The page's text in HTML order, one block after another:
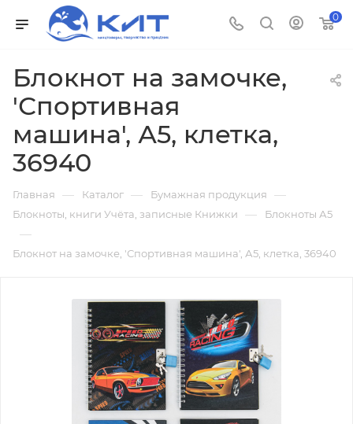
0
Блокнот на замочке,
'Спортивная
машина', А5, клетка,
36940
Главная — Каталог — Бумажная продукция —
Блокноты, книги Учёта, записные Книжки — Блокноты А5
—
Блокнот на замочке, 'Спортивная машина', А5, клетка, 36940